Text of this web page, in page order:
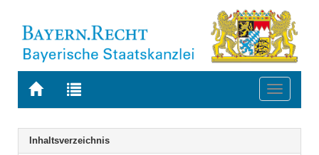
Zur
BAYERN.RECHT
Zur
letzten
Suche
Toggle
Navigation
Inhaltsverzeichnis